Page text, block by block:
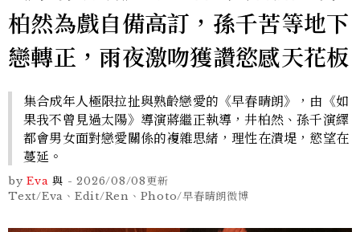
柏然為戲自備高訂，孫千苦等地下
戀轉正，雨夜激吻獲讚慾感天花板
集合成年人極限拉扯與熟齡戀愛的《早春晴朗》，由《如
果我不曾見過太陽》導演蔣繼正執導，井柏然、孫千演繹
都會男女面對戀愛關係的複雜思緒，理性在潰堤，慾望在
蔓延。
by Eva 與 -2026/08/08更新
Text/Eva、Edit/Ren、Photo/早春晴朗微博